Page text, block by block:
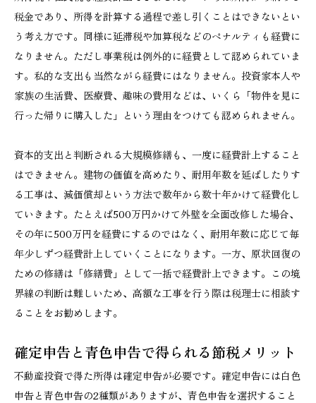
税金であり、所得を計算する過程で差し引くことはできないとい
う考え方です。同様に延滞税や加算税などのペナルティも経費に
なりません。ただし事業税は例外的に経費として認められていま
す。私的な支出も当然ながら経費にはなりません。投資家本人や
家族の生活費、医療費、趣味の費用などは、いくら「物件を見に
行った帰りに購入した」という理由をつけても認められません。
資本的支出と判断される大規模修繕も、一度に経費計上すること
はできません。建物の価値を高めたり、耐用年数を延ばしたりす
る工事は、減価償却という方法で数年から数十年かけて経費化し
ていきます。たとえば500万円かけて外壁を全面改修した場合、
その年に500万円を経費にするのではなく、耐用年数に応じて毎
年少しずつ経費計上していくことになります。一方、原状回復の
ための修繕は「修繕費」として一括で経費計上できます。この境
界線の判断は難しいため、高額な工事を行う際は税理士に相談す
ることをお勧めします。
確定申告と青色申告で得られる節税メリット
不動産投資で得た所得は確定申告が必要です。確定申告には白色
申告と青色申告の2種類がありますが、青色申告を選択すること